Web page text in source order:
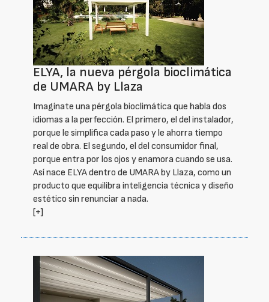
ELYA, la nueva pérgola bioclimática
de UMARA by Llaza
Imagínate una pérgola bioclimática que habla dos
idiomas a la perfección. El primero, el del instalador,
porque le simplifica cada paso y le ahorra tiempo
real de obra. El segundo, el del consumidor final,
porque entra por los ojos y enamora cuando se usa.
Así nace ELYA dentro de UMARA by Llaza, como un
producto que equilibra inteligencia técnica y diseño
estético sin renunciar a nada.
[+]